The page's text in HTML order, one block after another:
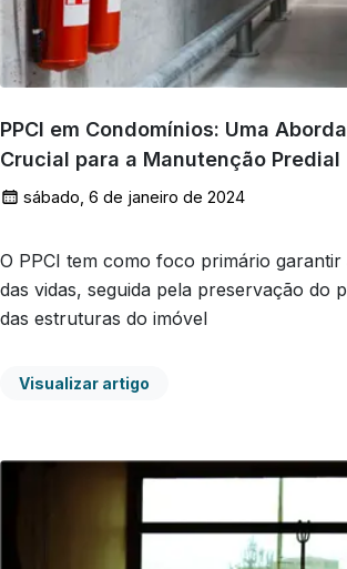
PPCI em Condomínios: Uma
Crucial para a Manutenção Predial
sábado, 6 de janeiro de 2024
O PPCI tem como foco primário
das vidas, seguida pela preservação do
das estruturas do imóvel
Visualizar artigo